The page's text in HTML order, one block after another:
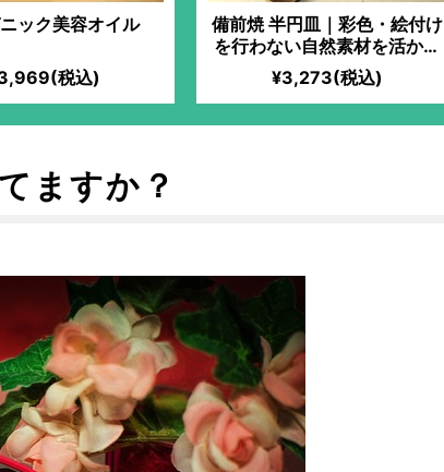
ック美容オイル
税込)
備前焼 半円皿｜彩色・絵付け
を行わない自然素材を活かし
た焼き物。独特の色味で、使
うたびに風合いが変化！古よ
¥3,273(税込)
ますか？